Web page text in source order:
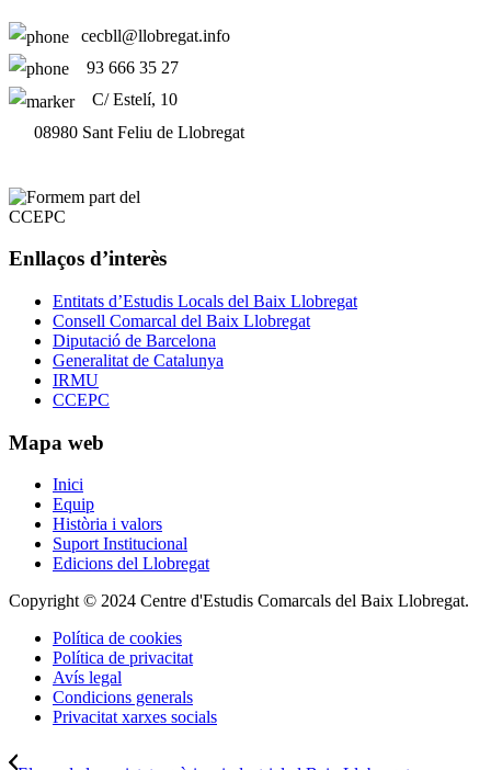
cecbll@llobregat.info
93 666 35 27
C/ Estelí, 10
08980 Sant Feliu de Llobregat
Enllaços d’interès
Entitats d’Estudis Locals del Baix Llobregat
Consell Comarcal del Baix Llobregat
Diputació de Barcelona
Generalitat de Catalunya
IRMU
CCEPC
Mapa web
Inici
Equip
Història i valors
Suport Institucional
Edicions del Llobregat
Copyright © 2024 Centre d'Estudis Comarcals del Baix Llobregat.
Política de cookies
Política de privacitat
Avís legal
Condicions generals
Privacitat xarxes socials